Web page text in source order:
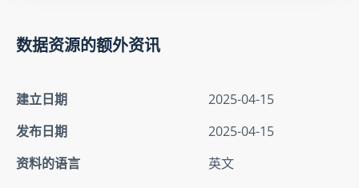
数据资源的额外资讯
建立日期
2025-04-15
发布日期
2025-04-15
资料的语言
英文